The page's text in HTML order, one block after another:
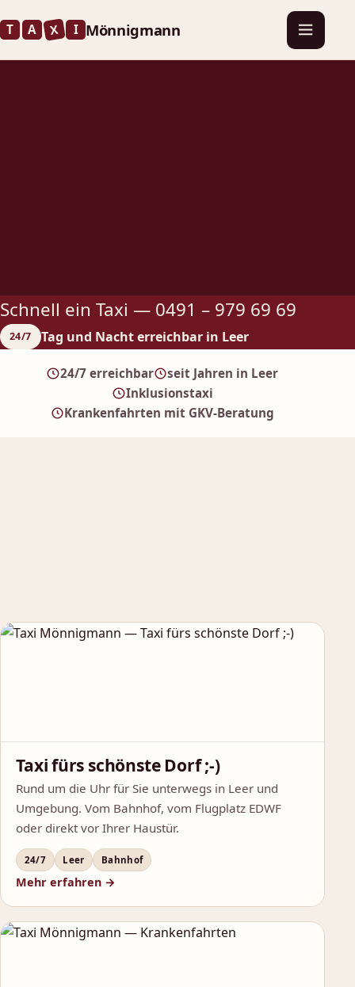
T A X I Mönnigmann
Schnell ein Taxi — 0491 – 979 69 69
24/7 Tag und Nacht erreichbar in Leer
24/7 erreichbar
seit Jahren in Leer
Inklusionstaxi
Krankenfahrten mit GKV-Beratung
Taxi fürs schönste Dorf ;-)
Rund um die Uhr für Sie unterwegs in Leer und
Umgebung. Vom Bahnhof, vom Flugplatz EDWF
oder direkt vor Ihrer Haustür.
24/7 Leer Bahnhof
Mehr erfahren →